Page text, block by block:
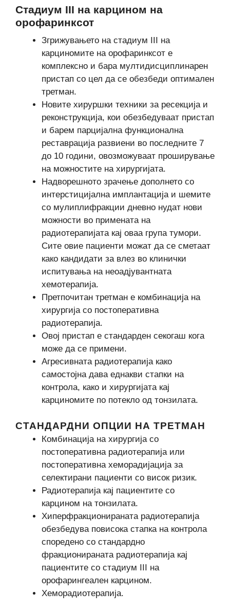
Стадиум III на карцином на
орофаринксот
Згрижувањето на стадиум III на
карциномите на орофаринксот е
комплексно и бара мултидисциплинарен
пристап со цел да се обезбеди оптимален
третман.
Новите хируршки техники за ресекција и
реконструкција, кои обезбедуваат пристап
и барем парцијална функционална
реставрација развиени во последните 7
до 10 години, овозможуваат проширување
на можностите на хирургијата.
Надворешното зрачење дополнето со
интерстицијална имплантација и шемите
со мулиплифракции дневно нудат нови
можности во примената на
радиотерапијата кај оваа група тумори.
Сите овие пациенти можат да се сметаат
како кандидати за влез во клинички
испитувања на неоадјувантната
хемотерапија.
Претпочитан третман е комбинација на
хирургија со постоперативна
радиотерапија.
Овој пристап е стандарден секогаш кога
може да се примени.
Агресивната радиотерапија како
самостојна дава еднакви стапки на
контрола, како и хирургијата кај
карциномите по потекло од тонзилата.
СТАНДАРДНИ ОПЦИИ НА ТРЕТМАН
Комбинација на хирургија со
постоперативна радиотерапија или
постоперативна хеморадијација за
селектирани пациенти со висок ризик.
Радиотерапија кај пациентите со
карцином на тонзилата.
Хиперфракционираната радиотерапија
обезбедува повисока стапка на контрола
споредено со стандардно
фракционираната радиотерапија кај
пациентите со стадиум III на
орофарингеален карцином.
Хеморадиотерапија.